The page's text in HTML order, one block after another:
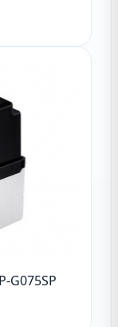
G075SP